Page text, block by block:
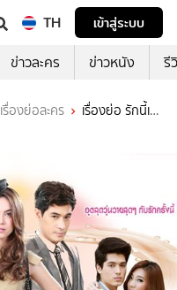
TH
เข้าสู่ระบบ
ข่าวละคร ข่าวหนัง รี
เรื่องย่อละคร
เรื่องย่อ รักนี้เจ้